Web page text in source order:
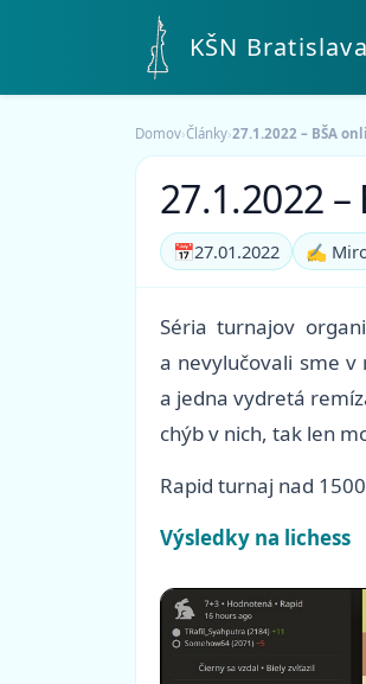
KŠN Bratislava
Domov›Články›27.1.2022 – BŠA
27.1.2022
📅27.01.2022 ✍️
Séria turnajov
a nevylučovali sme
a jedna vydretá
chýb v nich, tak len
Rapid turnaj nad 1500
Výsledky na lichess